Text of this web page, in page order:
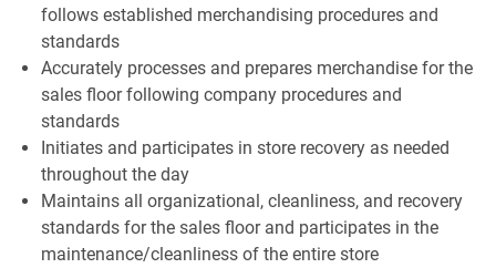
follows established merchandising procedures and
standards
Accurately processes and prepares merchandise for the
sales floor following company procedures and
standards
Initiates and participates in store recovery as needed
throughout the day
Maintains all organizational, cleanliness, and recovery
standards for the sales floor and participates in the
maintenance/cleanliness of the entire store